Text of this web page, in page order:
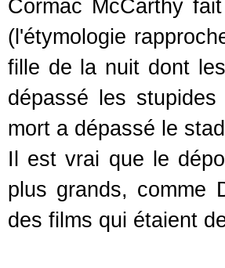
Cormac McCarthy
(l'étymologie
fille de la nuit dont
dépassé les
mort a dépassé le
Il est vrai que le
plus grands, comme
des films qui étaient